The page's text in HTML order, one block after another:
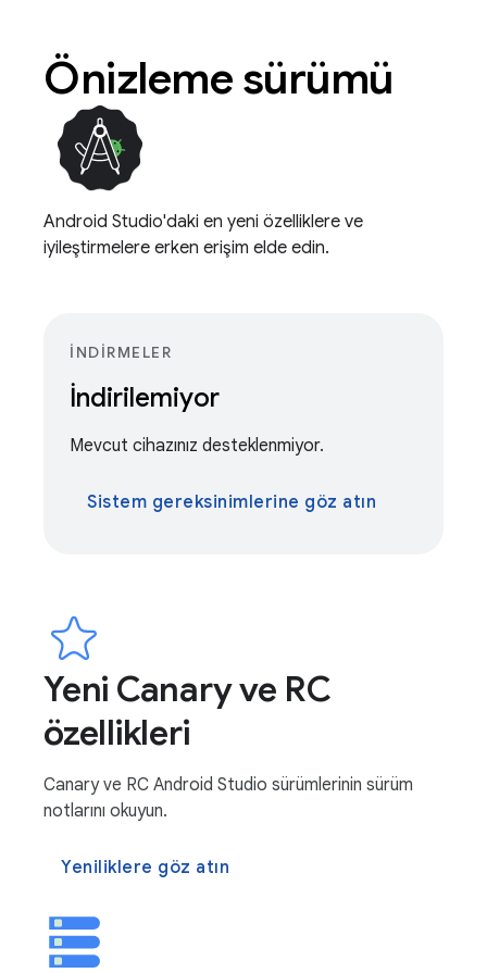
Önizleme sürümü
Android Studio'daki en yeni özelliklere ve
iyileştirmelere erken erişim elde edin.
İNDIRMELER
İndirilemiyor
Mevcut cihazınız desteklenmiyor.
Sistem gereksinimlerine göz atın
Yeni Canary ve RC
özellikleri
Canary ve RC Android Studio sürümlerinin sürüm
notlarını okuyun.
Yeniliklere göz atın